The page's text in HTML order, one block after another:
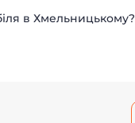
в Хмельницькому?